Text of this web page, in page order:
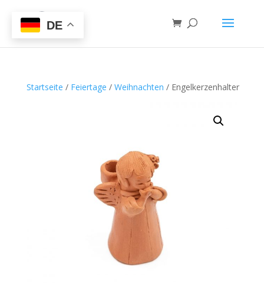
Startseite / Feiertage / Weihnachten / Engelkerzenhalter
DE